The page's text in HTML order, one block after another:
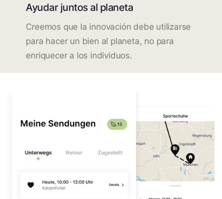
Ayudar juntos al planeta
Creemos que la innovación debe utilizarse
para hacer un bien al planeta, no para
enriquecer a los individuos.